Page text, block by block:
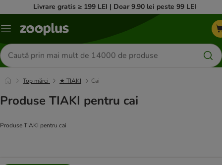
Livrare gratis ≥ 199 LEI | Doar 9.90 lei peste 99 LEI
Categorii
Căutare
produse
Top mărci ★ TIAKI Cai
Produse TIAKI pentru cai
Produse TIAKI pentru cai